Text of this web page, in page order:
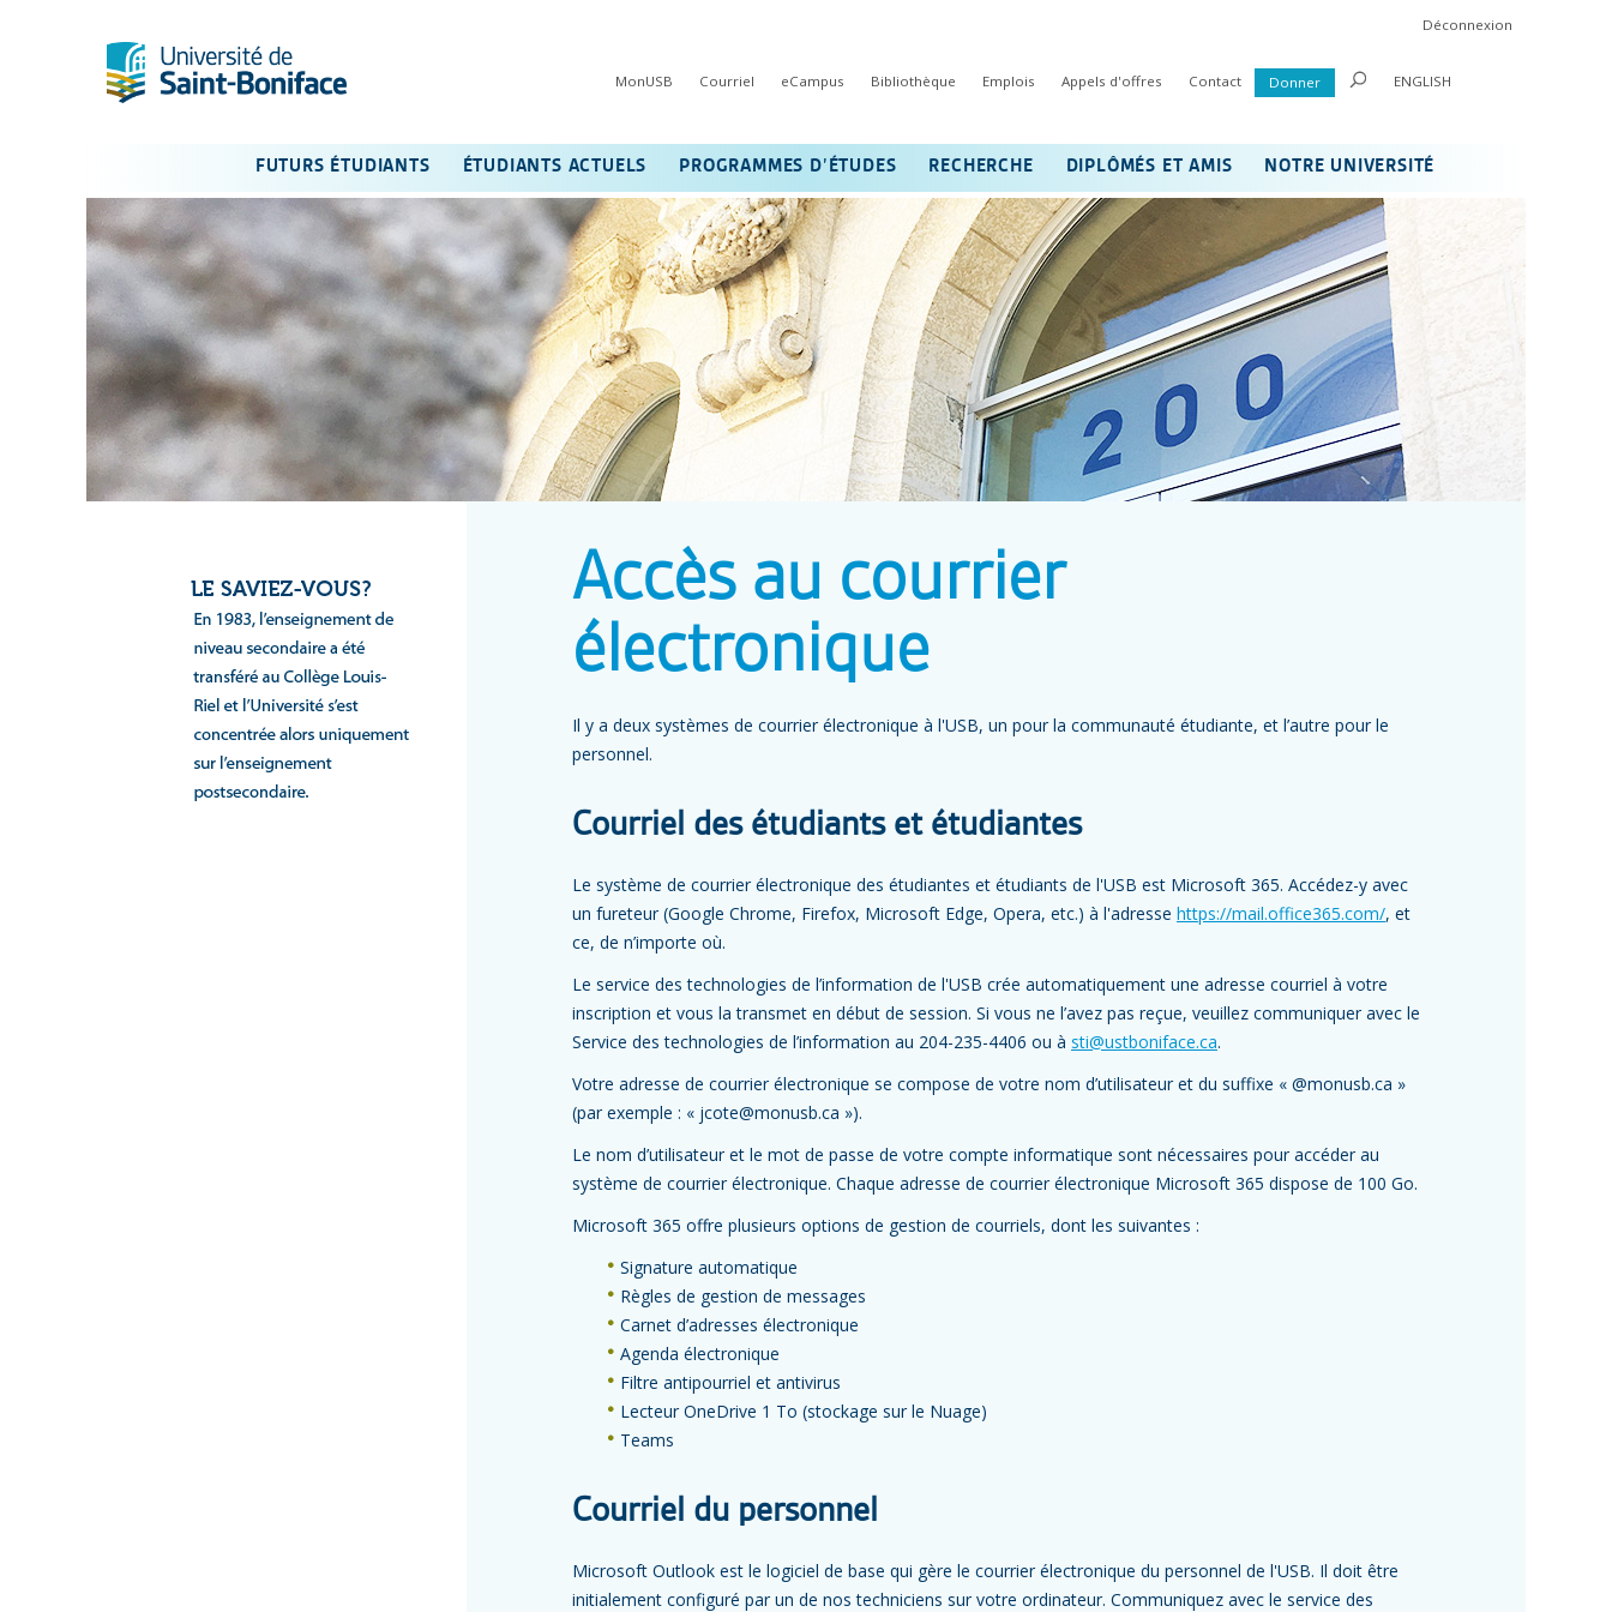
Déconnexion
MonUSB Courriel eCampus Bibliothèque Emplois Appels d'offres Contact Donner ENGLISH
FUTURS ÉTUDIANTS ÉTUDIANTS ACTUELS PROGRAMMES D’ÉTUDES RECHERCHE DIPLÔMÉS ET AMIS NOTRE UNIVERSITÉ
Accès au courrier
électronique
Il y a deux systèmes de courrier électronique à l'USB, un pour la communauté étudiante, et l’autre pour le
personnel.
Courriel des étudiants et étudiantes
Le système de courrier électronique des étudiantes et étudiants de l'USB est Microsoft 365. Accédez-y avec
un fureteur (Google Chrome, Firefox, Microsoft Edge, Opera, etc.) à l'adresse https://mail.office365.com/, et
ce, de n’importe où.
Le service des technologies de l’information de l'USB crée automatiquement une adresse courriel à votre
inscription et vous la transmet en début de session. Si vous ne l’avez pas reçue, veuillez communiquer avec le
Service des technologies de l’information au 204-235-4406 ou à sti@ustboniface.ca.
Votre adresse de courrier électronique se compose de votre nom d’utilisateur et du suffixe « @monusb.ca »
(par exemple : « jcote@monusb.ca »).
Le nom d’utilisateur et le mot de passe de votre compte informatique sont nécessaires pour accéder au
système de courrier électronique. Chaque adresse de courrier électronique Microsoft 365 dispose de 100 Go.
Microsoft 365 offre plusieurs options de gestion de courriels, dont les suivantes :
Signature automatique
Règles de gestion de messages
Carnet d’adresses électronique
Agenda électronique
Filtre antipourriel et antivirus
Lecteur OneDrive 1 To (stockage sur le Nuage)
Teams
Courriel du personnel
Microsoft Outlook est le logiciel de base qui gère le courrier électronique du personnel de l'USB. Il doit être
initialement configuré par un de nos techniciens sur votre ordinateur. Communiquez avec le service des